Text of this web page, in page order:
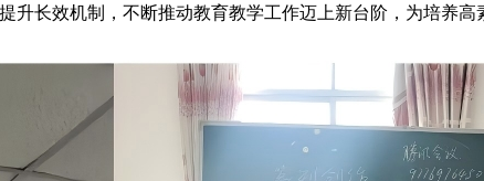
长效机制，不断推动教育教学工作迈上新台阶，为培养高